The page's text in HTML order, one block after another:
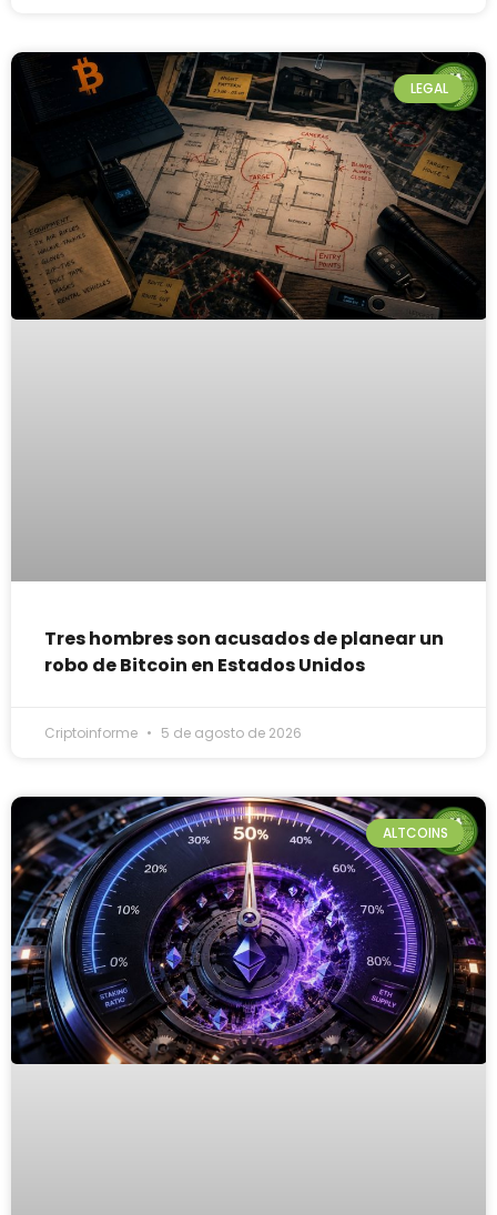
LEGAL
Tres hombres son acusados de planear un
robo de Bitcoin en Estados Unidos
Criptoinforme 5 de agosto de 2026
ALTCOINS